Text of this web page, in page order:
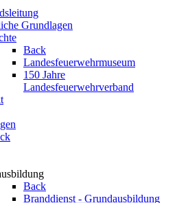
Grundlagen
Back
Landesfeuerwehrmuseum
150 Jahre
Landesfeuerwehrverband
Back
Branddienst - Grundausbildung